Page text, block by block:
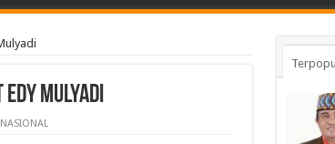
Mulyadi
NASIONAL